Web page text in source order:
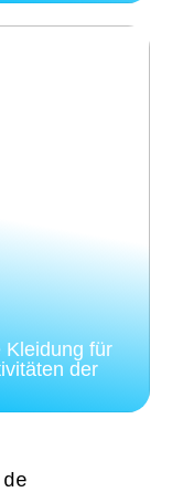
Kleidung für
der